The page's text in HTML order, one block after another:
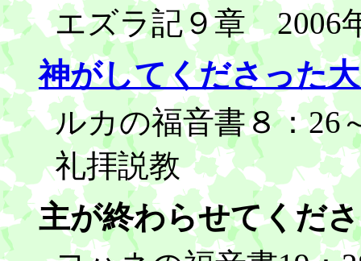
エズラ記９章 2006
神がしてくださった
ルカの福音書８：26
礼拝説教
主が終わらせてくだ